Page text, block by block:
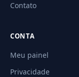
Contato
CONTA
Meu painel
Privacidade